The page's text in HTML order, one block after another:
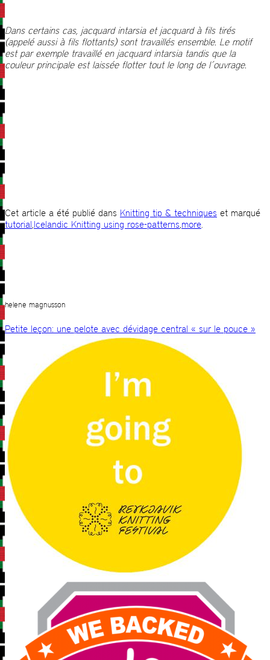
Dans certains cas, jacquard intarsia et jacquard à fils tirés
(appelé aussi à fils flottants) sont travaillés ensemble. Le motif
est par exemple travaillé en jacquard intarsia tandis que la
couleur principale est laissée flotter tout le long de l´ouvrage.
Cet article a été publié dans Knitting tip & techniques et marqué
tutorial,Icelandic Knitting using rose-patterns,more.
helene magnusson
Petite leçon: une pelote avec dévidage central « sur le pouce »